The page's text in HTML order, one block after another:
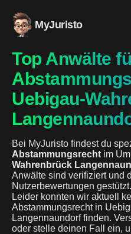
MyJuristo
Top Anwälte
Uebigau-
Bei MyJuristo findest du
Abstammungsrecht im
Wahrenbrück
Anwälte sind verifiziert und
Nutzerbewertungen gestützt.
Leider konnten wir aktuell
Abstammungsrecht in
Langennaundorf finden.
oder stelle deinen Fall ein,